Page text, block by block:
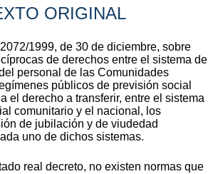
ORIGINAL
1999, de 30 de diciembre, sobre
de derechos entre el sistema de
personal de las Comunidades
públicos de previsión social
el derecho a transferir, entre el sistema
comunitario y el nacional, los
de jubilación y de viudedad
uno de dichos sistemas.
real decreto, no existen normas que